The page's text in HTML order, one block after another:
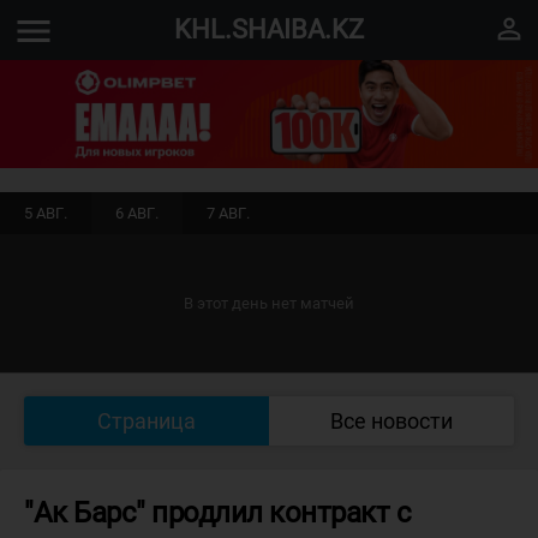
menu KHL.SHAIBA.KZ perm_identity
5 АВГ. 6 АВГ. 7 АВГ.
В этот день нет матчей
Страница Все новости
"Ак Барс" продлил контракт с